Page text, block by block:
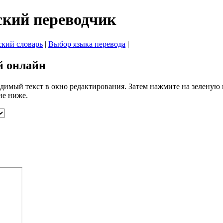
переводчик
словарь | Выбор языка перевода |
онлайн
текст в окно редактирования. Затем нажмите на
ниже.